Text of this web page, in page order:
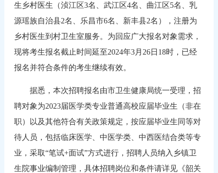
生乡村医生（浈江区3名、武江区4名、曲江区5名、乳
源瑶族自治县2名、乐昌市6名、新丰县2名），注册为
乡村医生到村卫生室服务。为回应广大报名对象需求，
现将考生报名截止时间延至2024年3月26日18时，已经
报名并符合条件的考生继续有效。
据悉，本次招聘报名由市卫生健康局统一受理，招
聘对象为2023届医学类专业普通高校应届毕业生（非在
职）以及其他符合有关政策规定，按应届毕业生同等对
待人员，包括临床医学、中医学类、中西医结合类等专
业，采取“笔试+面试”方式进行，招聘人员纳入乡镇卫
生院事业编制管理，具体招聘岗位和条件请详见《韶关